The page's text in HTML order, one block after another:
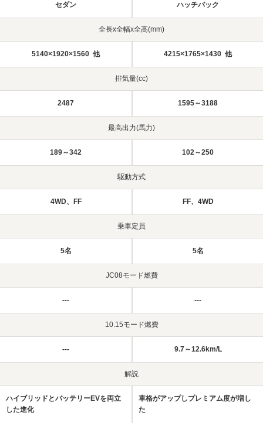
セダン ハッチバック
全長x全幅x全高(mm)
5140×1920×1560 他 4215×1765×1430 他
排気量(cc)
2487 1595～3188
最高出力(馬力)
189～342 102～250
駆動方式
4WD、FF FF、4WD
乗車定員
5名 5名
JC08モード燃費
--- ---
10.15モード燃費
--- 9.7～12.6km/L
解説
ハイブリッドとバッテリーEVを両立
した進化
車格がアップしプレミアム度が増し
た